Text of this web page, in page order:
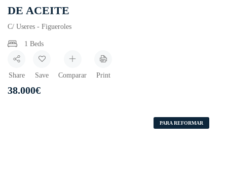
DE ACEITE
C/ Useres - Figueroles
1 Beds
Share Save Comparar Print
38.000€
PARA REFORMAR